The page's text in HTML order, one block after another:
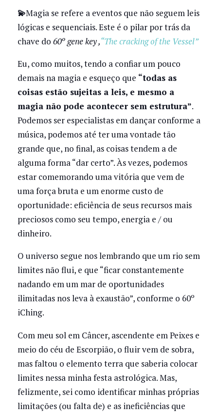
💫Magia se refere a eventos que não seguem leis
lógicas e sequenciais. Este é o pilar por trás da
chave do 60º gene key ,“The cracking of the Vessel”
Eu, como muitos, tendo a confiar um pouco
demais na magia e esqueço que “todas as
coisas estão sujeitas a leis, e mesmo a
magia não pode acontecer sem estrutura”.
Podemos ser especialistas em dançar conforme a
música, podemos até ter uma vontade tão
grande que, no final, as coisas tendem a de
alguma forma “dar certo”. Às vezes, podemos
estar comemorando uma vitória que vem de
uma força bruta e um enorme custo de
oportunidade: eficiência de seus recursos mais
preciosos como seu tempo, energia e / ou
dinheiro.
O universo segue nos lembrando que um rio sem
limites não flui, e que “ficar constantemente
nadando em um mar de oportunidades
ilimitadas nos leva à exaustão”, conforme o 60º
iChing.
Com meu sol em Câncer, ascendente em Peixes e
meio do céu de Escorpião, o fluir vem de sobra,
mas faltou o elemento terra que saberia colocar
limites nessa minha festa astrológica. Mas,
felizmente, sei como identificar minhas próprias
limitações (ou falta de) e as ineficiências que